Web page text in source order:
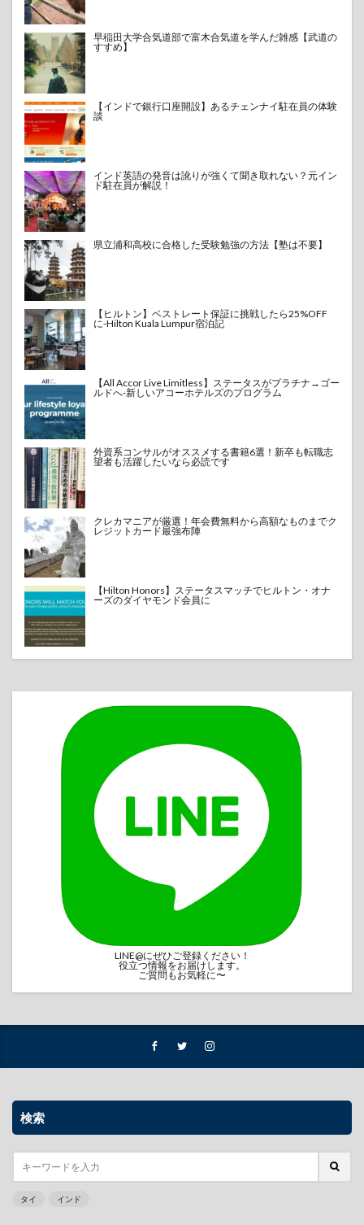
早稲田大学合気道部で富木合気道を学んだ雑感【武道の
すすめ】
【インドで銀行口座開設】あるチェンナイ駐在員の体験
談
インド英語の発音は訛りが強くて聞き取れない？元イン
ド駐在員が解説！
県立浦和高校に合格した受験勉強の方法【塾は不要】
【ヒルトン】ベストレート保証に挑戦したら25%OFF
に-Hilton Kuala Lumpur宿泊記
【All Accor Live Limitless】ステータスがプラチナ→ゴー
ルドへ-新しいアコーホテルズのプログラム
外資系コンサルがオススメする書籍6選！新卒も転職志
望者も活躍したいなら必読です
クレカマニアが厳選！年会費無料から高額なものまでク
レジットカード最強布陣
【Hilton Honors】ステータスマッチでヒルトン・オナ
ーズのダイヤモンド会員に
LINE@にぜひご登録ください！
役立つ情報をお届けします。
ご質問もお気軽に〜
検索
タイ インド